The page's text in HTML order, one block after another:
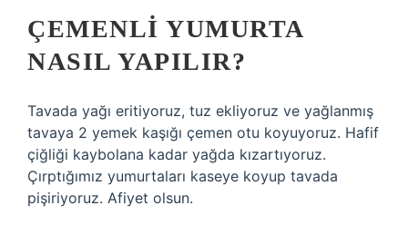
ÇEMENLI YUMURTA
NASIL YAPILIR?
Tavada yağı eritiyoruz, tuz ekliyoruz ve yağlanmış
tavaya 2 yemek kaşığı çemen otu koyuyoruz. Hafif
çiğliği kaybolana kadar yağda kızartıyoruz.
Çırptığımız yumurtaları kaseye koyup tavada
pişiriyoruz. Afiyet olsun.